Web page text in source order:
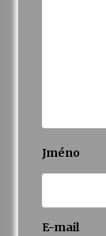
Jméno
E-mail